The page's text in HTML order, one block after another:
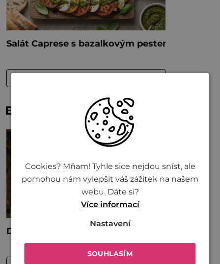
Bude vám také chutnat
Cookies? Mňam! Tyhle sice nejdou sníst, ale
pomohou nám vylepšit váš zážitek na našem
webu. Dáte si?
Více informací
SOUHLASÍM
Nastavení